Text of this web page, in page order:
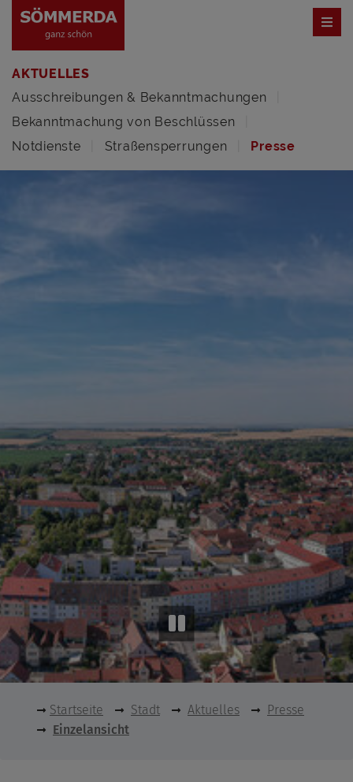
AKTUELLES
Ausschreibungen & Bekanntmachungen
Bekanntmachung von Beschlüssen
Notdienste
Straßensperrungen Presse
Startseite Stadt Aktuelles
Presse
Einzelansicht